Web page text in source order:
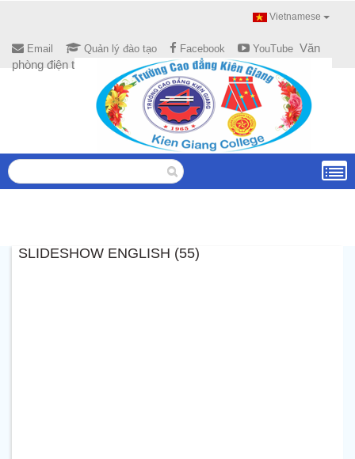
Vietnamese
Email Quản lý đào tạo Facebook YouTube Văn
phòng điện tử
SLIDESHOW ENGLISH (55)